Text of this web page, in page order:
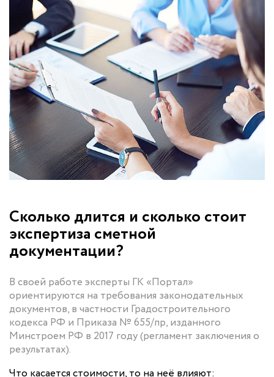
Сколько длится и сколько стоит
экспертиза сметной
документации?
В своей работе эксперты ГК «Портал»
ориентируются на требования законодательных
документов, в частности Градостроительного
кодекса РФ и Приказа № 655/пр, изданного
Минстроем РФ в 2017 году (регламент заключения о
результатах).
Что касается стоимости, то на неё влияют: